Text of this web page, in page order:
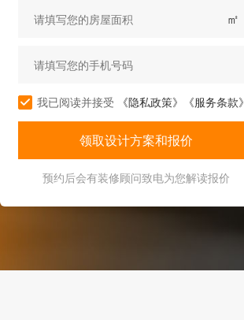
㎡
我已阅读并接受 《隐私政策》 《服务条款》
预约后会有装修顾问致电为您解读报价